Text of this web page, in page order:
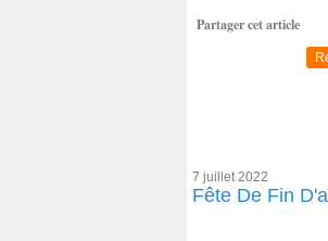
Partager cet article
7 juillet 2022
Fête De Fin